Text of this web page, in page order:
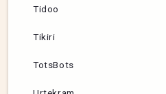
Tidoo
Tikiri
TotsBots